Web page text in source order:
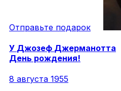
Отправьте подарок
У Джозеф Джерманотта
День рождения!
8 августа 1955